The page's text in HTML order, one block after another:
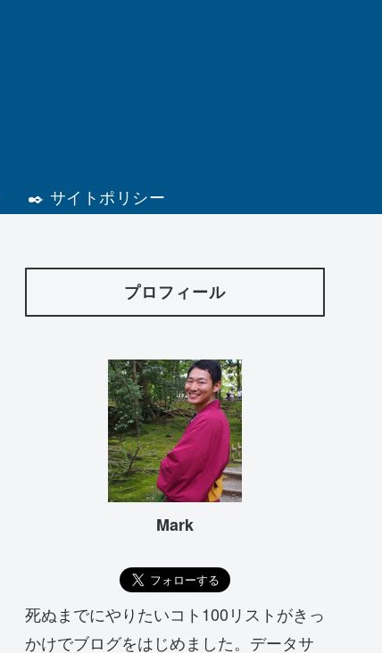
✒️ サイトポリシー
プロフィール
Mark
死ぬまでにやりたいコト100リストがきっ
かけでブログをはじめました。データサ